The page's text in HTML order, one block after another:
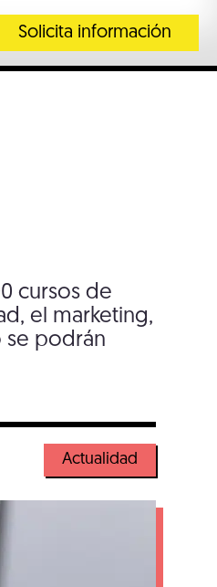
Solicita información
cursos de
el marketing,
se podrán
Actualidad